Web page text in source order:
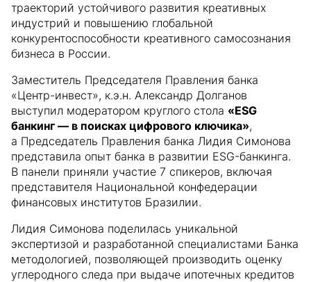
траекторий устойчивого развития креативных
индустрий и повышению глобальной
конкурентоспособности креативного самосознания
бизнеса в России.
Заместитель Председателя Правления банка
«Центр-инвест», к.э.н. Александр Долганов
выступил модератором круглого стола «ESG
банкинг — в поисках цифрового ключика»,
а Председатель Правления банка Лидия Симонова
представила опыт банка в развитии ESG-банкинга.
В панели приняли участие 7 спикеров, включая
представителя Национальной конфедерации
финансовых институтов Бразилии.
Лидия Симонова поделилась уникальной
экспертизой и разработанной специалистами Банка
методологией, позволяющей производить оценку
углеродного следа при выдаче ипотечных кредитов